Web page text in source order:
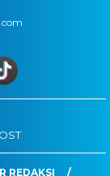
REDAKSI